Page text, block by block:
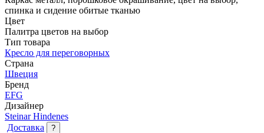
спинка и сидение обитые тканью
Цвет
Палитра цветов на выбор
Тип товара
Кресло для переговорных
Страна
Швеция
Бренд
EFG
Дизайнер
Steinar Hindenes
Доставка
?